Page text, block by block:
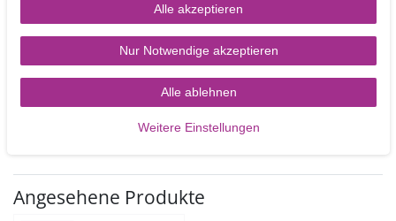
Artikel anzeigen
Angesehene Produkte
Alle akzeptieren
Nur Notwendige akzeptieren
Alle ablehnen
Weitere Einstellungen